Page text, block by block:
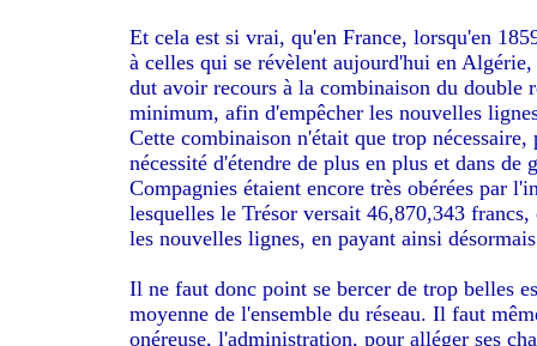
Et cela est si vrai, qu'en France, lorsqu'en
à celles qui se révèlent aujourd'hui en
dut avoir recours à la combinaison du double
minimum, afin d'empêcher les nouvelles
Cette combinaison n'était que trop
nécessité d'étendre de plus en plus et dans
Compagnies étaient encore très obérées par
lesquelles le Trésor versait 46,870,343
les nouvelles lignes, en payant ainsi
Il ne faut donc point se bercer de trop belles
moyenne de l'ensemble du réseau. Il faut
onéreuse, l'administration, pour alléger ses